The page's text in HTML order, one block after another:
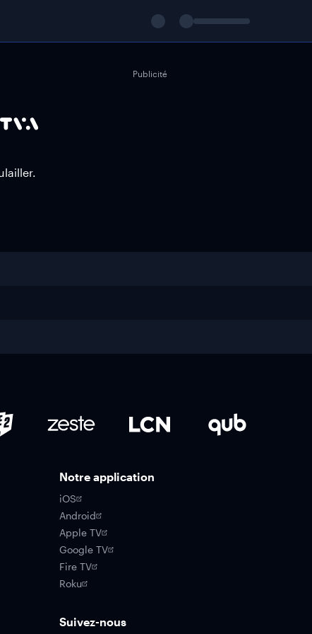
Publicité
Notre application
iOS
Android
Apple TV
Google TV
Fire TV
Roku
Suivez-nous